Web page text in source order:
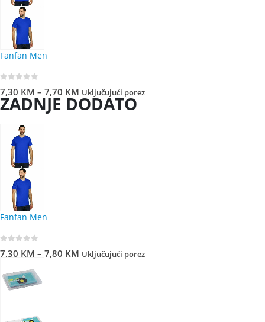
Fanfan Men
7,30 KM – 7,70 KM Uključujući porez
ZADNJE DODATO
Fanfan Men
7,30 KM – 7,80 KM Uključujući porez